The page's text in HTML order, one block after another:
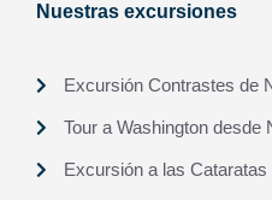
Nuestras excursiones
Excursión Contrastes de
Tour a Washington desde
Excursión a las Cataratas